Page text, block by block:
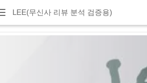
LEE(무신사 리뷰 분석 검증용)